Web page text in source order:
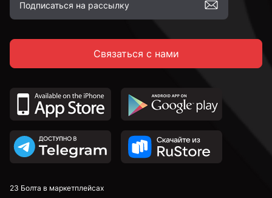
Связаться с нами
23 Болта в маркетплейсах